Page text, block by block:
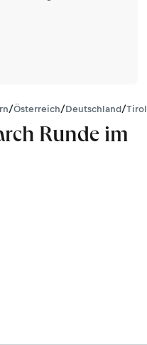
/Österreich/Deutschland/Tirol
Runde im